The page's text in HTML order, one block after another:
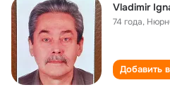
Vladimir
74 года,
Добавить